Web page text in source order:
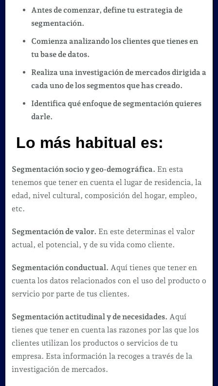
Antes de comenzar, define tu estrategia de
segmentación.
Comienza analizando los clientes que tienes en
tu base de datos.
Realiza una investigación de mercados dirigida a
cada uno de los segmentos que has creado.
Identifica qué enfoque de segmentación quieres
darle.
Lo más habitual es:
Segmentación socio y geo-demográfica. En esta
tenemos que tener en cuenta el lugar de residencia, la
edad, nivel cultural, composición del hogar, empleo,
etc.
Segmentación de valor. En este determinas el valor
actual, el potencial, y de su vida como cliente.
Segmentación conductual. Aquí tienes que tener en
cuenta los datos relacionados con el uso del producto o
servicio por parte de tus clientes.
Segmentación actitudinal y de necesidades. Aquí
tienes que tener en cuenta las razones por las que los
clientes utilizan los productos o servicios de tu
empresa. Esta información la recoges a través de la
investigación de mercados.